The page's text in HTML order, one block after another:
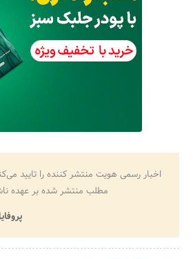
اخبار رسمی هویت منتشر کننده را تایید
مطلب منتشر شده بر عهده